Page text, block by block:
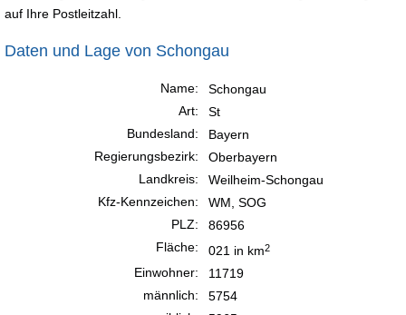
auf Ihre Postleitzahl.
Daten und Lage von Schongau
Name:
Schongau
Art:
St
Bundesland:
Bayern
Regierungsbezirk:
Oberbayern
Landkreis:
Weilheim-Schongau
Kfz-Kennzeichen:
WM, SOG
PLZ:
86956
Fläche:
021 in km2
Einwohner:
11719
männlich:
5754